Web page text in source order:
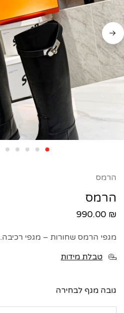
הרמס
הרמס
990.00 ₪
מגפי הרמס שחורות – מגפי רכיבה.
טבלת מידות
גובה מגף לבחירה